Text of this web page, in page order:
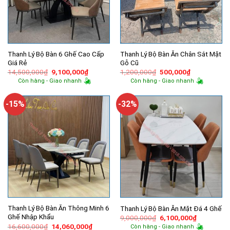
Thanh Lý Bộ Bàn 6 Ghế Cao Cấp
Giá Rẻ
14,500,000₫ Giá
gốc
là:
9,100,000₫Giá
hiện
tại
9,100,000₫.
Còn hàng - Giao nhanh
Thanh Lý Bộ Bàn Ăn Chân Sắt Mặt
Gỗ Cũ
1,200,000₫ Giá
gốc
là:
500,000₫Giá
hiện
tại
500,000₫.
Còn hàng - Giao nhanh
-15%
Thanh Lý Bộ Bàn Ăn Thông Minh 6
Ghế Nhập Khẩu
16,600,000₫ Giá
14,060,000₫Giá
-32%
Thanh Lý Bộ Bàn Ăn Mặt Đá 4 Ghế
9,000,000₫ Giá
gốc
6,100,000₫Giá
hiện
Còn hàng - Giao nhanh